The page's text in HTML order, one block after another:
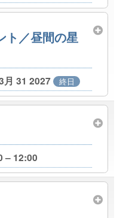
ト／昼間の星
月 31 2027 終日
– 12:00